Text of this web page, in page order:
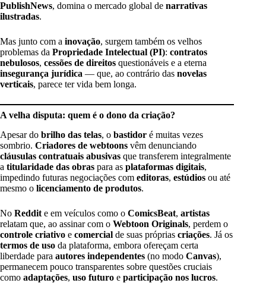
PublishNews, domina o mercado global de narrativas
ilustradas.
Mas junto com a inovação, surgem também os velhos
problemas da Propriedade Intelectual (PI): contratos
nebulosos, cessões de direitos questionáveis e a eterna
insegurança jurídica — que, ao contrário das novelas
verticais, parece ter vida bem longa.
A velha disputa: quem é o dono da criação?
Apesar do brilho das telas, o bastidor é muitas vezes
sombrio. Criadores de webtoons vêm denunciando
cláusulas contratuais abusivas que transferem integralmente
a titularidade das obras para as plataformas digitais,
impedindo futuras negociações com editoras, estúdios ou até
mesmo o licenciamento de produtos.
No Reddit e em veículos como o ComicsBeat, artistas
relatam que, ao assinar com o Webtoon Originals, perdem o
controle criativo e comercial de suas próprias criações. Já os
termos de uso da plataforma, embora ofereçam certa
liberdade para autores independentes (no modo Canvas),
permanecem pouco transparentes sobre questões cruciais
como adaptações, uso futuro e participação nos lucros.